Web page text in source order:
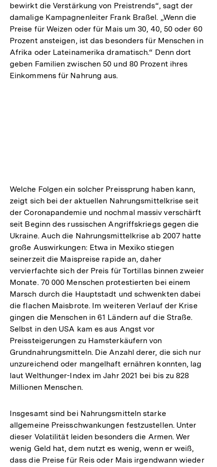
bewirkt die Verstärkung von Preistrends“, sagt der
damalige Kampagnenleiter Frank Braßel. „Wenn die
Preise für Weizen oder für Mais um 30, 40, 50 oder 60
Prozent ansteigen, ist das besonders für Menschen in
Afrika oder Lateinamerika dramatisch.“ Denn dort
geben Familien zwischen 50 und 80 Prozent ihres
Einkommens für Nahrung aus.
Welche Folgen ein solcher Preissprung haben kann,
zeigt sich bei der aktuellen Nahrungsmittelkrise seit
der Coronapandemie und nochmal massiv verschärft
seit Beginn des russischen Angriffskriegs gegen die
Ukraine. Auch die Nahrungsmittelkrise ab 2007 hatte
große Auswirkungen: Etwa in Mexiko stiegen
seinerzeit die Maispreise rapide an, daher
vervierfachte sich der Preis für Tortillas binnen zweier
Monate. 70 000 Menschen protestierten bei einem
Marsch durch die Hauptstadt und schwenkten dabei
die flachen Maisbrote. Im weiteren Verlauf der Krise
gingen die Menschen in 61 Ländern auf die Straße.
Selbst in den USA kam es aus Angst vor
Preissteigerungen zu Hamsterkäufern von
Grundnahrungsmitteln. Die Anzahl derer, die sich nur
unzureichend oder mangelhaft ernähren konnten, lag
laut Welthunger-Index im Jahr 2021 bei bis zu 828
Millionen Menschen.
Insgesamt sind bei Nahrungsmitteln starke
allgemeine Preisschwankungen festzustellen. Unter
dieser Volatilität leiden besonders die Armen. Wer
wenig Geld hat, dem nutzt es wenig, wenn er weiß,
dass die Preise für Reis oder Mais irgendwann wieder
Zum